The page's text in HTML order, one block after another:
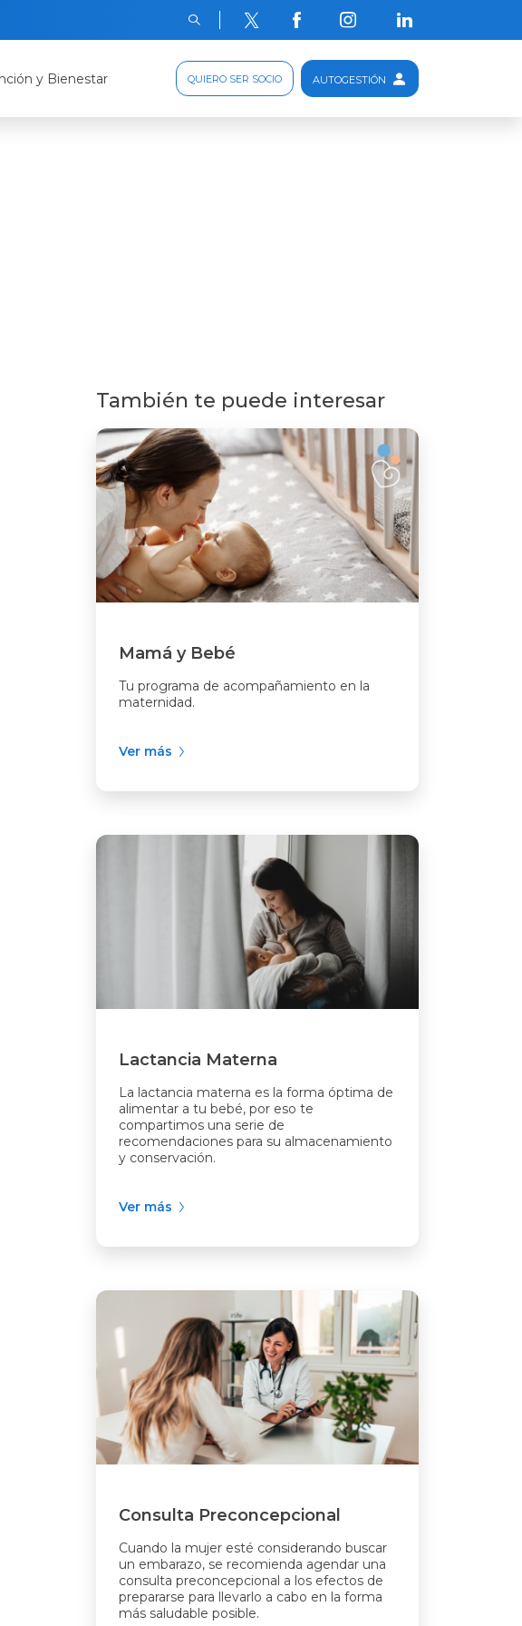
y Bienestar QUIERO SER SOCIO AUTOGESTIÓN
También te puede interesar
Mamá y Bebé
Tu programa de acompañamiento en la
maternidad.
Ver más
Lactancia Materna
La lactancia materna es la forma óptima de
alimentar a tu bebé, por eso te
compartimos una serie de
recomendaciones para su almacenamiento
y conservación.
Ver más
Consulta Preconcepcional
Cuando la mujer esté considerando buscar
un embarazo, se recomienda agendar una
consulta preconcepcional a los efectos de
prepararse para llevarlo a cabo en la forma
más saludable posible.